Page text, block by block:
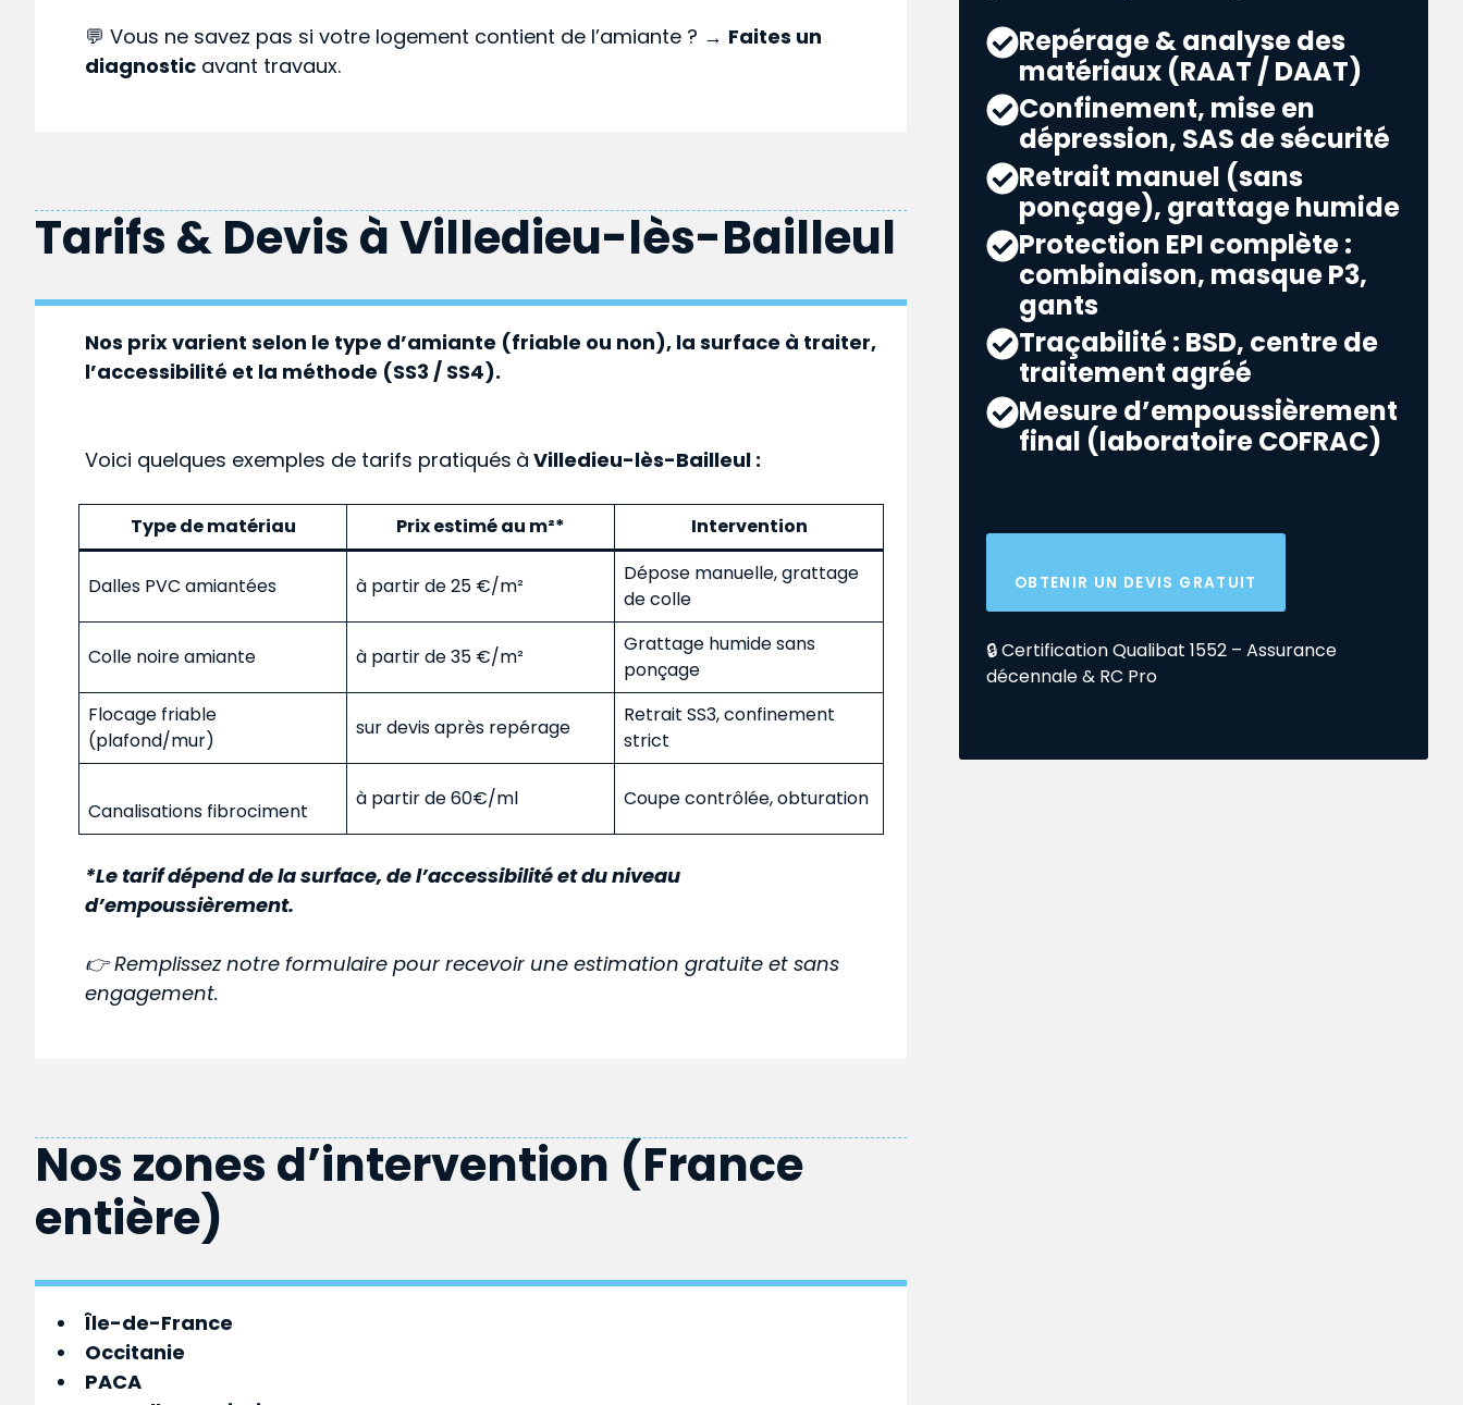
💬 Vous ne savez pas si votre logement contient de l’amiante ? → Faites un
diagnostic avant travaux.
Tarifs & Devis àVilledieu-lès-Bailleul
Nos prix varient selon le type d’amiante (friable ou non), la surface à traiter,
l’accessibilité et la méthode (SS3 / SS4).
Voici quelques exemples de tarifs pratiqués à Villedieu-lès-Bailleul :
Type de matériau Prix estimé au m²* Intervention
Dalles PVC amiantées à partir de 25 €/m²
Dépose manuelle, grattage
de colle
Colle noire amiante à partir de 35 €/m²
Grattage humide sans
ponçage
Flocage friable
(plafond/mur)
sur devis après repérage
Retrait SS3, confinement
strict
Canalisations fibrociment
à partir de 60€/ml Coupe contrôlée, obturation
*Le tarif dépend de la surface, de l’accessibilité et du niveau
d’empoussièrement.
👉 Remplissez notre formulaire pour recevoir une estimation gratuite et sans
engagement.
Nos zones d’intervention (France
entière)
Île-de-France
Occitanie
PACA
Repérage & analyse des
matériaux (RAAT / DAAT)
Confinement, mise en
dépression, SAS de sécurité
Retrait manuel (sans
ponçage), grattage humide
Protection EPI complète :
combinaison, masque P3,
gants
Traçabilité : BSD, centre de
traitement agréé
Mesure d’empoussièrement
final (laboratoire COFRAC)
OBTENIR UN DEVIS GRATUIT
🔒 Certification Qualibat 1552 – Assurance
décennale & RC Pro